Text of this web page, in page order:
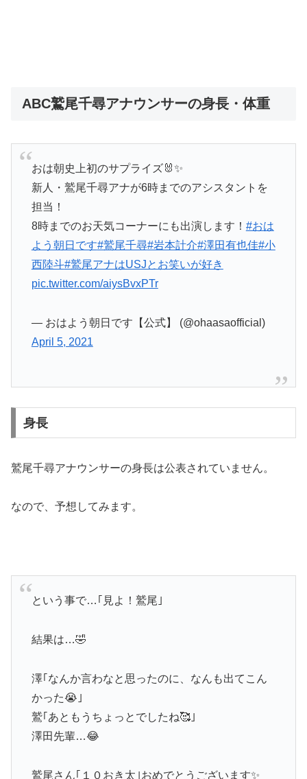
ABC鷲尾千尋アナウンサーの身長・体重
おは朝史上初のサプライズ🐰✨
新人・鷲尾千尋アナが6時までのアシスタントを
担当！
8時までのお天気コーナーにも出演します！ #おは
よう朝日です#鷲尾千尋#岩本計介#澤田有也佳#小
西陸斗#鷲尾アナはUSJとお笑いが好き
pic.twitter.com/aiysBvxPTr
— おはよう朝日です【公式】 (@ohaasaofficial)
April 5, 2021
身長
鷲尾千尋アナウンサーの身長は公表されていません。
なので、予想してみます。
という事で…｢見よ！鷲尾｣
結果は…🤣
澤｢なんか言わなと思ったのに、なんも出てこん
かった😭｣
鷲｢あともうちょっとでしたね🥰｣
澤田先輩…😂
鷲尾さん｢１０おき太｣おめでとうございます✨